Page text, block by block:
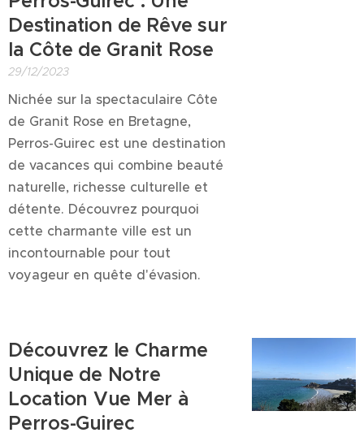
Destination de Rêve sur
la Côte de Granit Rose
29/12/2023
Nichée sur la spectaculaire Côte
de Granit Rose en Bretagne,
Perros-Guirec est une destination
de vacances qui combine beauté
naturelle, richesse culturelle et
détente. Découvrez pourquoi
cette charmante ville est un
incontournable pour tout
voyageur en quête d'évasion.
Découvrez le Charme
Unique de Notre
Location Vue Mer à
Perros-Guirec